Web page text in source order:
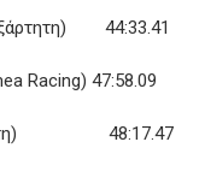
44:33.41
Racing) 47:58.09
48:17.47